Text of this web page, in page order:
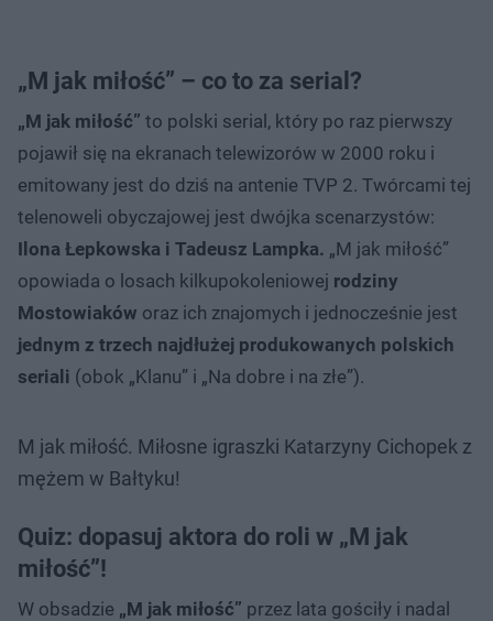
„M jak miłość” – co to za serial?
„M jak miłość” to polski serial, który po raz pierwszy
pojawił się na ekranach telewizorów w 2000 roku i
emitowany jest do dziś na antenie TVP 2. Twórcami tej
telenoweli obyczajowej jest dwójka scenarzystów:
Ilona Łepkowska i Tadeusz Lampka. „M jak miłość”
opowiada o losach kilkupokoleniowej rodziny
Mostowiaków oraz ich znajomych i jednocześnie jest
jednym z trzech najdłużej produkowanych polskich
seriali (obok „Klanu” i „Na dobre i na złe”).
M jak miłość. Miłosne igraszki Katarzyny Cichopek z
mężem w Bałtyku!
Quiz: dopasuj aktora do roli w „M jak
miłość”!
W obsadzie „M jak miłość” przez lata gościły i nadal